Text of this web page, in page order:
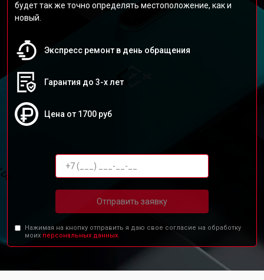
будет так же точно определять местоположение, как и
новый.
Экспресс ремонт в день обращения
Гарантия до 3-х лет
Цена от 1700 руб
Отправить заявку
Нажимая на кнопку отправить я даю свое согласие на обработку
моих персональных данных.